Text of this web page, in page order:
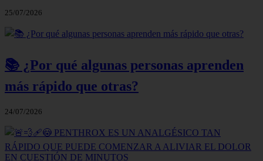
25/07/2026
📚 ¿Por qué algunas personas aprenden
más rápido que otras?
24/07/2026